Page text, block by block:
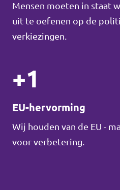
Mensen moeten in staat
uit te oefenen op de
verkiezingen.
+1
EU-hervorming
Wij houden van de EU -
voor verbetering.